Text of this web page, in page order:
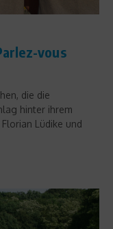
vous
die die
hinter ihrem
Lüdike und